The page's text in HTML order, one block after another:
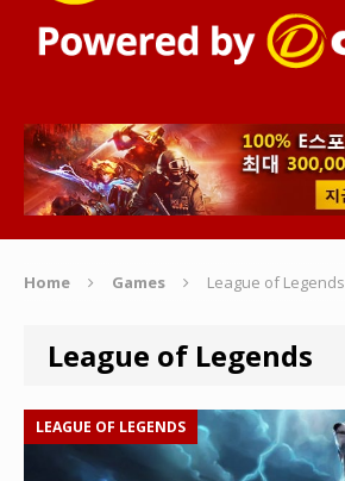
Home Games League of Legends
League of Legends
LEAGUE OF LEGENDS